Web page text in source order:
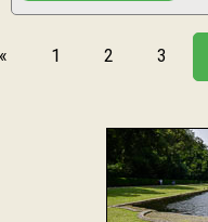
« 1 2 3